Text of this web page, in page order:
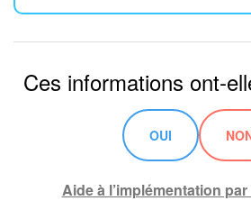
Ces informations ont-
OUI
Aide à l’implémentation